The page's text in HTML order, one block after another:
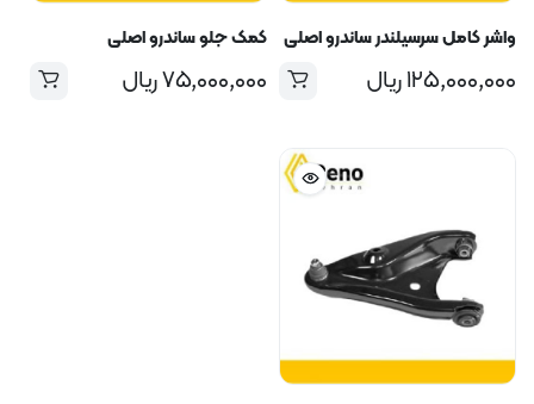
واشر کامل سرسیلندر ساندرو اصلی
۱۲۵,۰۰۰,۰۰۰ریال
کمک جلو ساندرو اصلی
۷۵,۰۰۰,۰۰۰ریال